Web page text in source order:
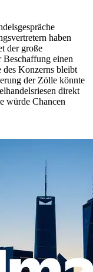
haben
der große
einen
des Konzerns bleibt
der Zölle könnte
direkt
würde Chancen